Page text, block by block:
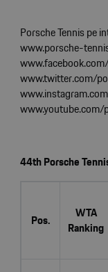
Porsche Tennis pe
www.porsche-
www.twitter.com/
www.youtube.com/
44th Porsche
Pos.
WTA
Ranking